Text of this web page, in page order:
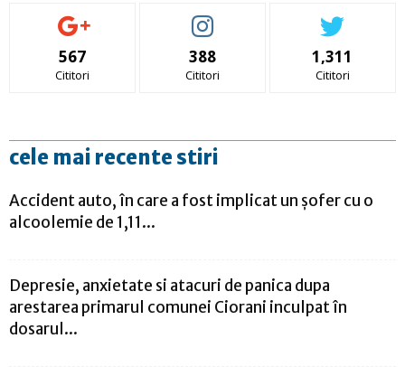
567
Cititori
388
Cititori
1,311
Cititori
cele mai recente stiri
Accident auto, în care a fost implicat un șofer cu o
alcoolemie de 1,11...
Depresie, anxietate si atacuri de panica dupa
arestarea primarul comunei Ciorani inculpat în
dosarul...